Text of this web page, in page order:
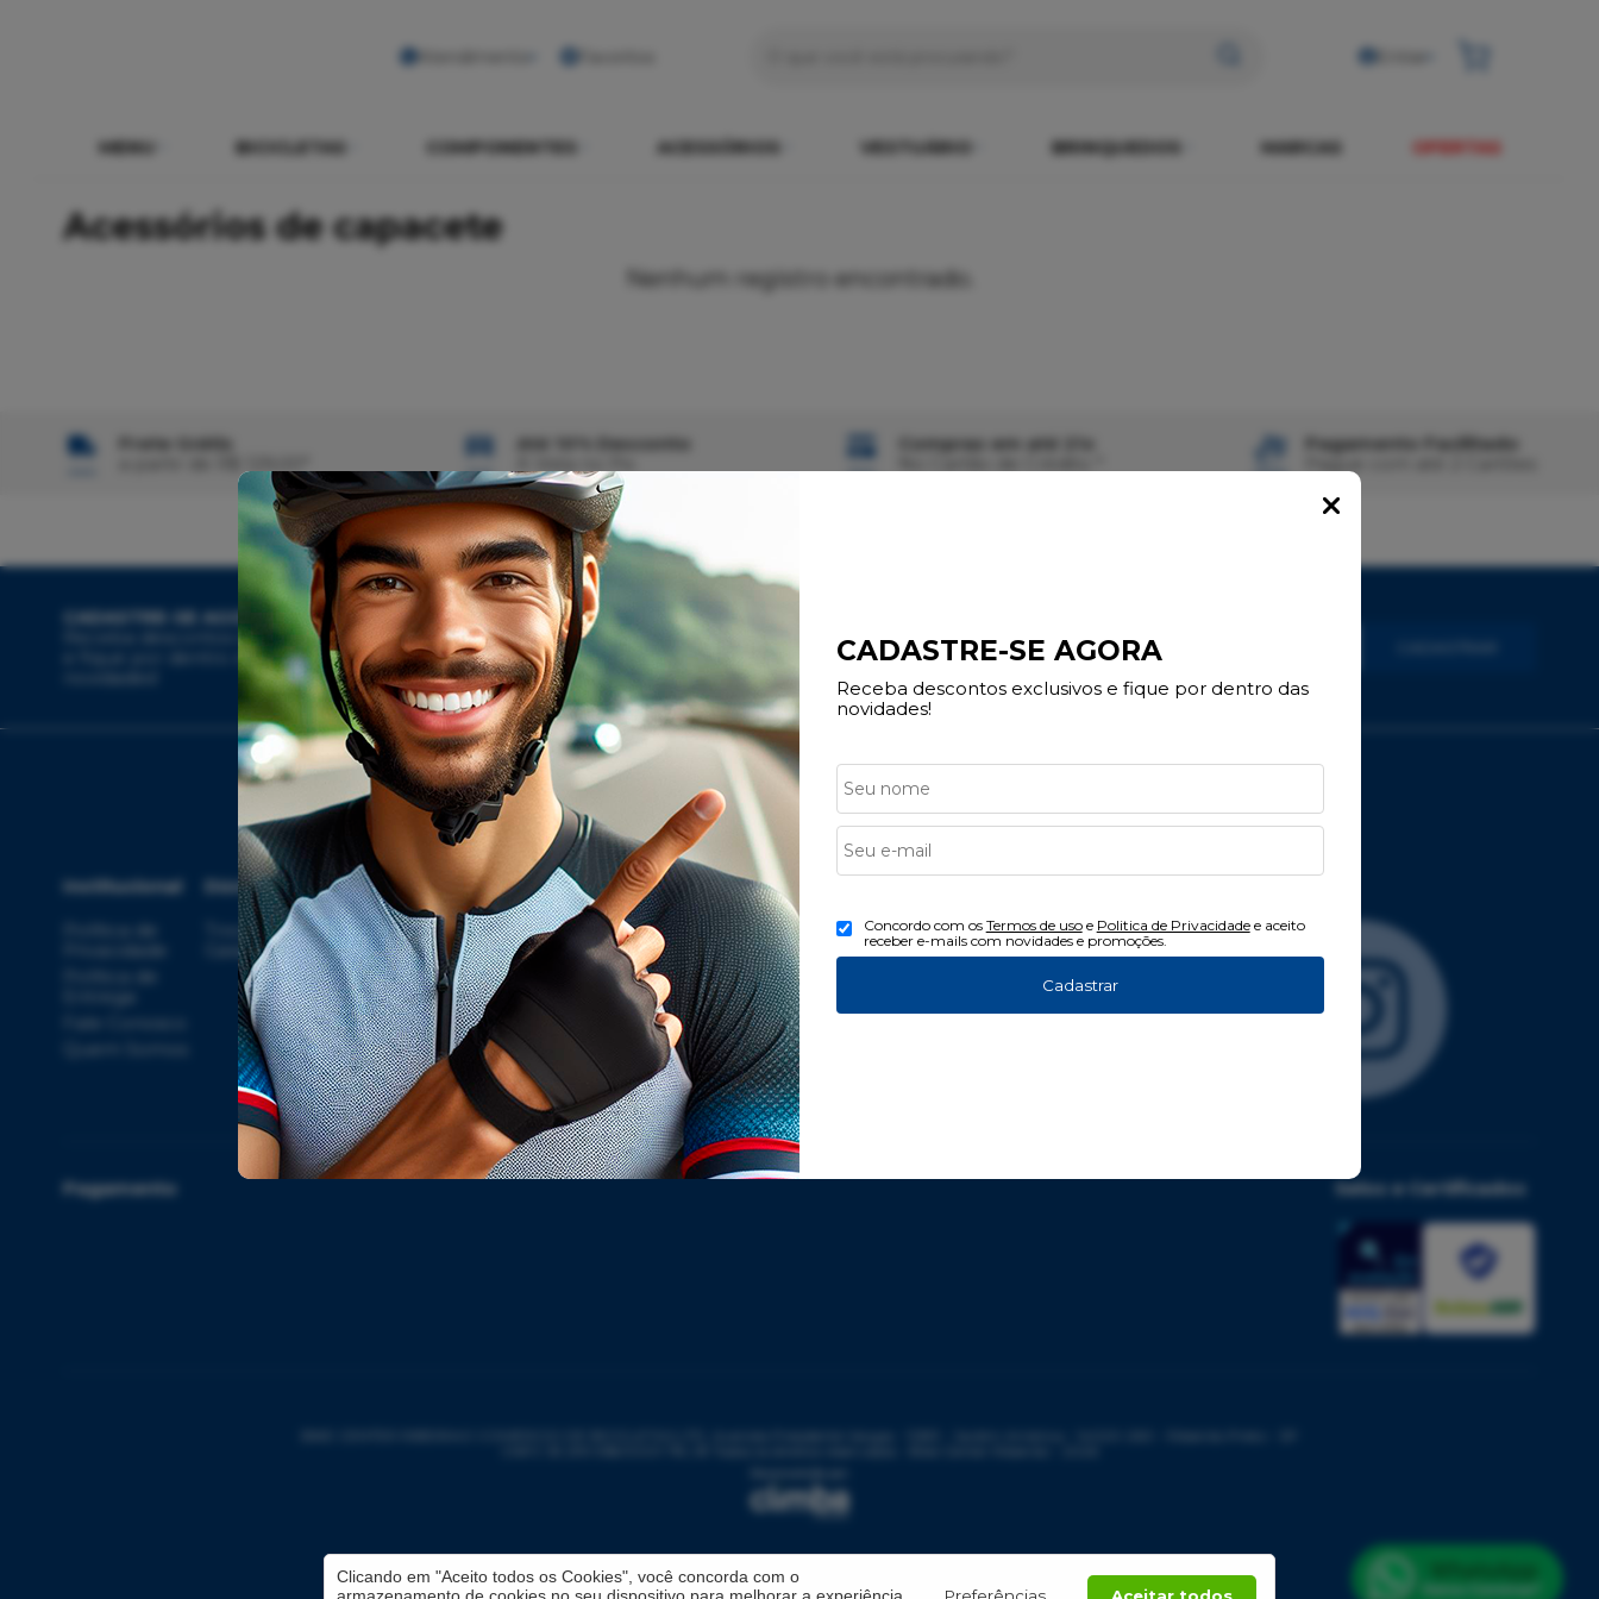
MENU BICICLETAS COMPONENTES ACESSÓRIOS VESTUÁRIO BRINQUEDOS MARCAS OFERTAS
Acessórios de capacete
Nenhum registro encontrado.
Frete Grátis
Até 10% Desconto
Compras em até 21x
Pagamento Facilitado
CADASTRE-SE AGORA
Receba descontos exclusivos
e fique por dentro das
Institucional
Dúvidas
Troca, Devolução,
Garantia
Compras
Meus
Pedidos
Minha Conta
Rastrear
Pedido
Regulamento
18x
Atendimento
(16) 3013-0959
(16) 3623-6100
contato@bikecenterribeirao.com.br
Pagamento Selos e Certificados
CADASTRE-SE AGORA
Receba descontos exclusivos e fique por dentro das
novidades!
Concordo com os Termos de usoe Politica de Privacidadee aceito
receber e-mails com novidades e promoções.
Cadastrar
Clicando em "Aceito todos os Cookies", você concorda com o
Preferências Aceitar todos